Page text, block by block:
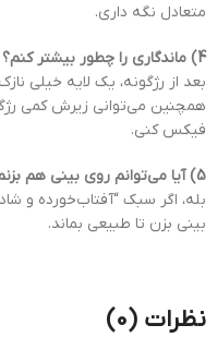
متعادل نگه داری.
4) ماندگاری را چطور بیشتر کنم؟
بعد از رژگونه، یک لایه خیلی
همچنین می‌توانی زیرش کمی
فیکس کنی.
5) آیا می‌توانم روی بینی هم بزنم؟
بله، اگر سبک “آفتاب‌خورده و
بینی بزن تا طبیعی بماند.
نظرات (0)